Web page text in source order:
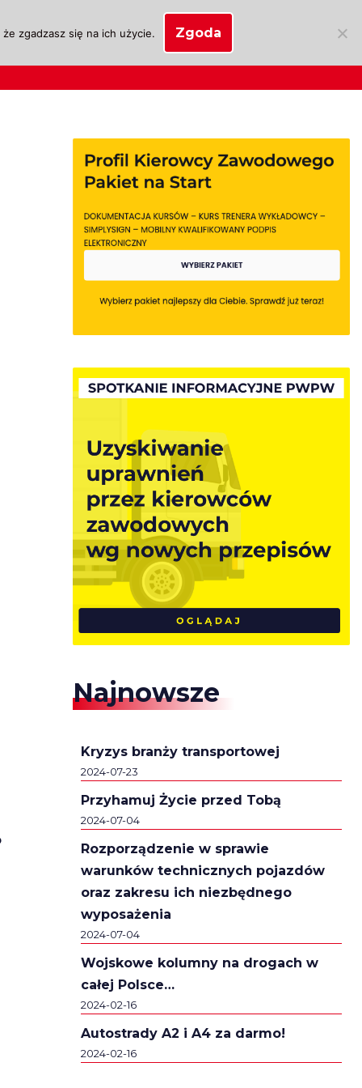
Najnowsze
Kryzys branży transportowej
2024-07-23
Przyhamuj Życie przed Tobą
2024-07-04
Rozporządzenie w sprawie
warunków technicznych pojazdów
oraz zakresu ich niezbędnego
wyposażenia
2024-07-04
Wojskowe kolumny na drogach w
całej Polsce…
2024-02-16
Autostrady A2 i A4 za darmo!
2024-02-16
zgadzasz się na ich użycie. Zgoda